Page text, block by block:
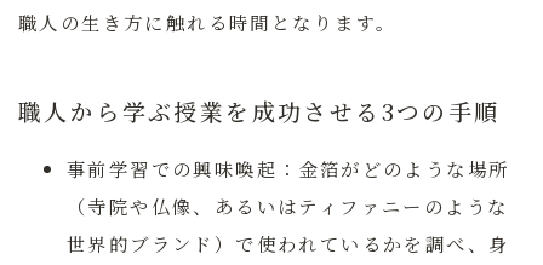
職人の生き方に触れる時間となります。
職人から学ぶ授業を成功させる3つの手順
事前学習での興味喚起： 金箔がどのような場所
（寺院や仏像、あるいはティファニーのような
世界的ブランド）で使われているかを調べ、身